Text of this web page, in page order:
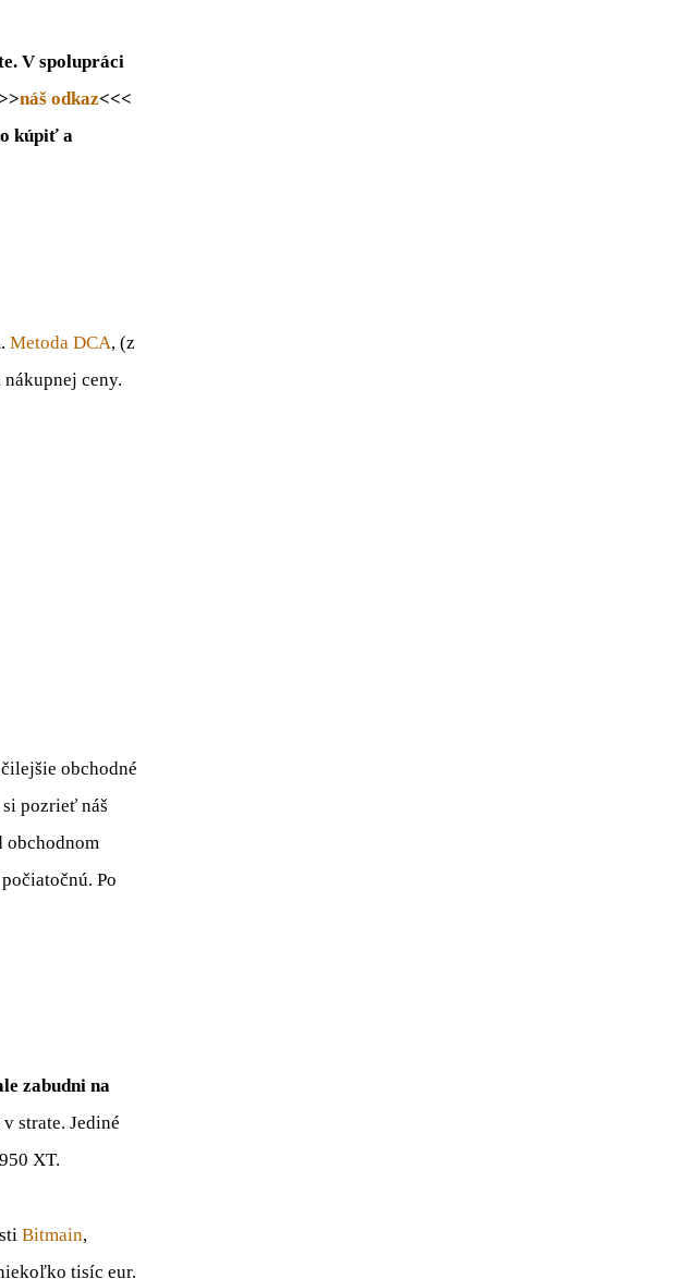
V spolupráci
náš odkaz<<<
kúpiť a
Metoda DCA, (z
ceny.
obchodné
si pozrieť náš
obchodnom
Po
zabudni na
strate. Jediné
XT.
Bitmain,
tisíc eur.